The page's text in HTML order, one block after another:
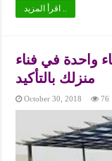
اقرأ المزيد ..
واحدة في فناء
منزلك بالتأكيد
October 30, 2018 76